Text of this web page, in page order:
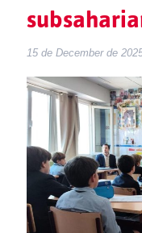
15 de December de